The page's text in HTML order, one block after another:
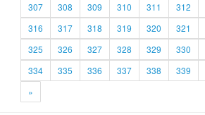
307
308 309 310 311 312
316
317 318 319 320 321
325
326 327 328 329 330
334
335 336 337 338 339
»